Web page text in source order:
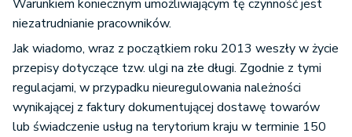
Warunkiem koniecznym umożliwiającym tę czynność jest
niezatrudnianie pracowników.
Jak wiadomo, wraz z początkiem roku 2013 weszły w życie
przepisy dotyczące tzw. ulgi na złe długi. Zgodnie z tymi
regulacjami, w przypadku nieuregulowania należności
wynikającej z faktury dokumentującej dostawę towarów
lub świadczenie usług na terytorium kraju w terminie 150